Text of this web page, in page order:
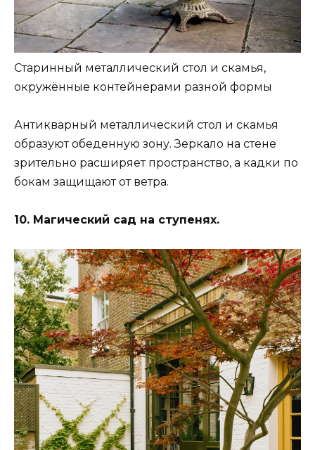
Старинный металлический стол и скамья,
окружённые контейнерами разной формы
Антикварный металлический стол и скамья
образуют обеденную зону. Зеркало на стене
зрительно расширяет пространство, а кадки по
бокам защищают от ветра.
10. Магический сад на ступенях.